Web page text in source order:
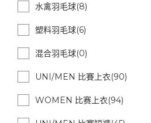
水禽羽毛球(8)
塑料羽毛球(6)
混合羽毛球(0)
UNI/MEN 比賽上衣(90)
WOMEN 比赛上衣(94)